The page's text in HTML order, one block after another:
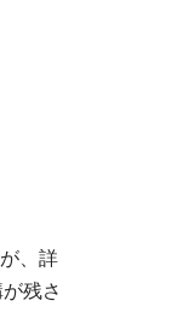
、詳
残さ